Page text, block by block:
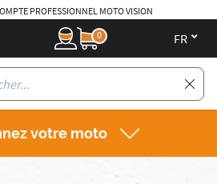
PROFESSIONNEL MOTO VISION
0
votre moto